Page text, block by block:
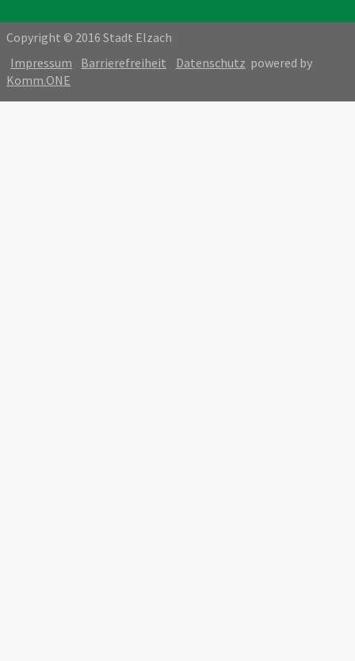
Copyright © 2016 Stadt Elzach
Impressum
Barrierefreiheit Datenschutz powered by
Komm.ONE